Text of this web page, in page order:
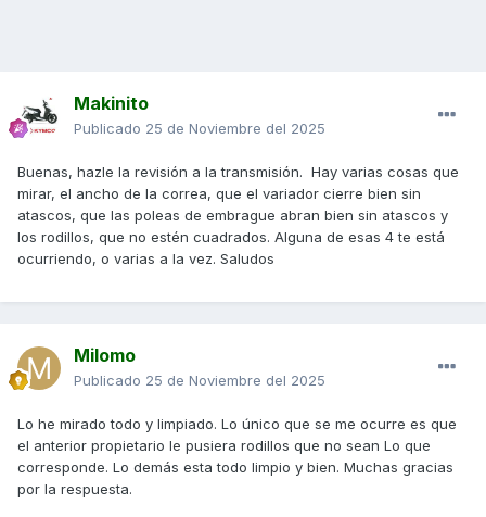
Makinito
Publicado 25 de Noviembre del 2025
Buenas, hazle la revisión a la transmisión. Hay varias cosas que
mirar, el ancho de la correa, que el variador cierre bien sin
atascos, que las poleas de embrague abran bien sin atascos y
los rodillos, que no estén cuadrados. Alguna de esas 4 te está
ocurriendo, o varias a la vez. Saludos
Milomo
Publicado 25 de Noviembre del 2025
Lo he mirado todo y limpiado. Lo único que se me ocurre es que
el anterior propietario le pusiera rodillos que no sean Lo que
corresponde. Lo demás esta todo limpio y bien. Muchas gracias
por la respuesta.